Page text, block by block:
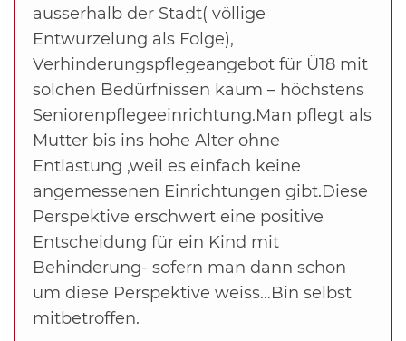
ausserhalb der Stadt( völlige
Entwurzelung als Folge),
Verhinderungspflegeangebot für Ü18 mit
solchen Bedürfnissen kaum – höchstens
Seniorenpflegeeinrichtung.Man pflegt als
Mutter bis ins hohe Alter ohne
Entlastung ,weil es einfach keine
angemessenen Einrichtungen gibt.Diese
Perspektive erschwert eine positive
Entscheidung für ein Kind mit
Behinderung- sofern man dann schon
um diese Perspektive weiss…Bin selbst
mitbetroffen.